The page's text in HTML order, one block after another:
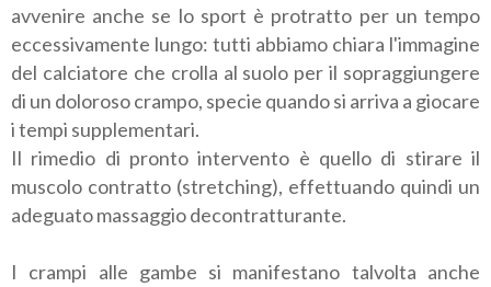
avvenire anche se lo sport è protratto per un tempo
eccessivamente lungo: tutti abbiamo chiara l'immagine
del calciatore che crolla al suolo per il sopraggiungere
di un doloroso crampo, specie quando si arriva a giocare
i tempi supplementari.
Il rimedio di pronto intervento è quello di stirare il
muscolo contratto (stretching), effettuando quindi un
adeguato massaggio decontratturante.
I crampi alle gambe si manifestano talvolta anche